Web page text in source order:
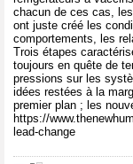
chacun de ces cas,
ont juste créé les
comportements, les
Trois étapes
toujours en quête de
pressions sur les
idées restées à la
premier plan ; les
https://
lead-change